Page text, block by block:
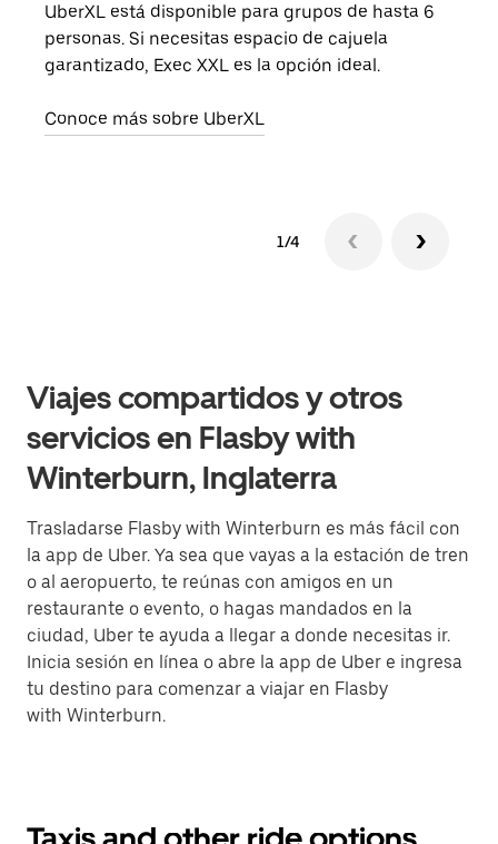
UberXL está disponible para grupos de hasta 6
personas. Si necesitas espacio de cajuela
garantizado, Exec XXL es la opción ideal.
Conoce más sobre UberXL
1/4
Viajes compartidos y otros
servicios en Flasby with
Winterburn, Inglaterra
Trasladarse Flasby with Winterburn es más fácil con
la app de Uber. Ya sea que vayas a la estación de tren
o al aeropuerto, te reúnas con amigos en un
restaurante o evento, o hagas mandados en la
ciudad, Uber te ayuda a llegar a donde necesitas ir.
Inicia sesión en línea o abre la app de Uber e ingresa
tu destino para comenzar a viajar en Flasby
with Winterburn.